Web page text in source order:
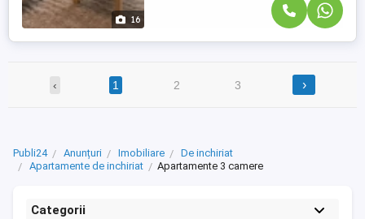
16
‹ 1 2 3 ›
Publi24 Anunțuri Imobiliare
De inchiriat
Apartamente de inchiriat
Apartamente 3 camere
Categorii